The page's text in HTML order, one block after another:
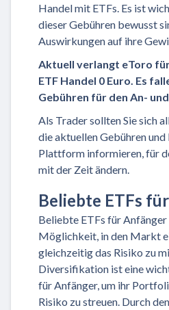
Handel mit ETFs. Es ist
dieser Gebühren bewusst
Auswirkungen auf ihre
Aktuell verlangt eToro
ETF Handel 0 Euro. Es
Gebühren für den An-
Als Trader sollten Sie sich
die aktuellen Gebühren
Plattform informieren, für
mit der Zeit ändern.
Beliebte ETFs
Beliebte ETFs für
Möglichkeit, in den Markt
gleichzeitig das Risiko zu
Diversifikation ist eine
für Anfänger, um ihr
Risiko zu streuen. Durch